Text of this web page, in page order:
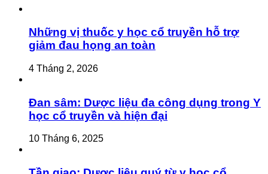
Những vị thuốc y học cổ truyền hỗ trợ
giảm đau họng an toàn
4 Tháng 2, 2026
Đan sâm: Dược liệu đa công dụng trong Y
học cổ truyền và hiện đại
10 Tháng 6, 2025